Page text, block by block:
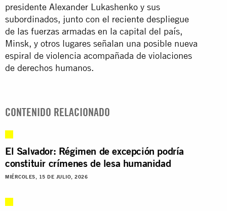
presidente Alexander Lukashenko y sus
subordinados, junto con el reciente despliegue
de las fuerzas armadas en la capital del país,
Minsk, y otros lugares señalan una posible nueva
espiral de violencia acompañada de violaciones
de derechos humanos.
CONTENIDO RELACIONADO
El Salvador: Régimen de excepción podría
constituir crímenes de lesa humanidad
MIÉRCOLES, 15 DE JULIO, 2026